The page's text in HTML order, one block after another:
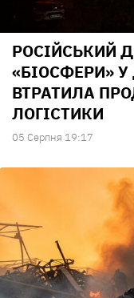
РОСІЙСЬКИЙ
«БІОСФЕРИ»
ВТРАТИЛА
ЛОГІСТИКИ
05 Серпня 19:17